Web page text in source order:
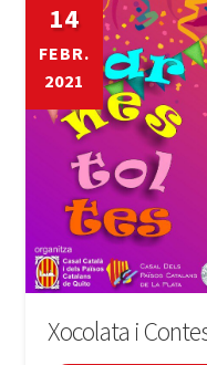
14
FEBR.
2021
Xocolata i